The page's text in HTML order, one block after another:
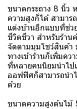
ขนาดกระถาง 8 นิ้ว
ความสูงก็ได้ สามาร
แต่งบ้านอีกแบบที่ช่ว
ชีวิตชีวา สำหรับร้าน
จัดตามมุมโชว์สินค้า
ทางเข้าร้านก็เพิ่มค
ที่หลายคนนิยมนำไป
ออฟฟิศก็สามารถนำ
ด้วย
ขนาดความสูงต้นไม้